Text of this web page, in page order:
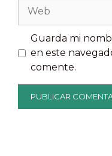
Guarda mi
en este
comente.